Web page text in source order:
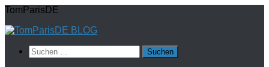
Zum
springen
TomParisDE
Suchen
nach: